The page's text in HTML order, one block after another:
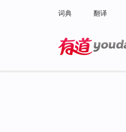
词典 翻译